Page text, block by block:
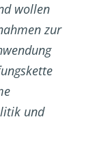
wollen
zur
und